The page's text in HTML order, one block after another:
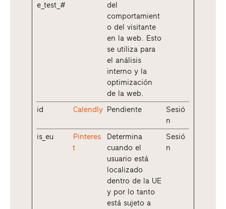
e_test_#
del
comportamient
o del visitante
en la web. Esto
se utiliza para
el análisis
interno y la
optimización
de la web.
id Calendly Pendiente
Sesió
n
is_eu
Pinteres
t
Determina
cuando el
usuario está
localizado
dentro de la UE
y por lo tanto
está sujeto a
Sesió
n